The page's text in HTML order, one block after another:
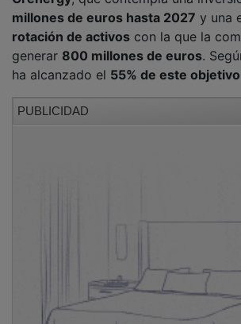
Grenergy , que contempla una
millones de euros hasta 2027
y una
rotación de activos
con la que la
generar
800 millones de euros .
55% de este objetivo